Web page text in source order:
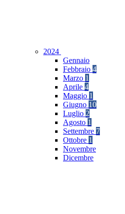
2024
Gennaio
Febbraio 4
Marzo 1
Aprile 4
Maggio 1
Giugno 10
Luglio 2
Agosto 1
Settembre 7
Ottobre 1
Novembre
Dicembre